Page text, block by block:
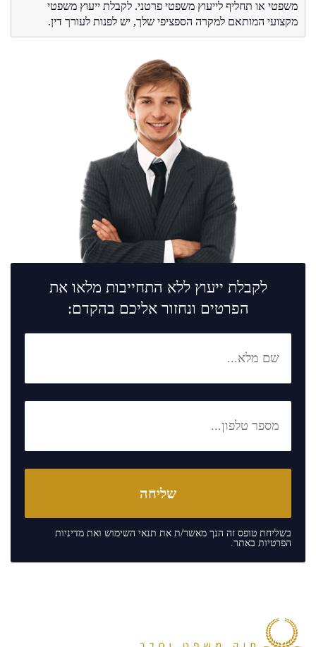
משפטי או תחליף לייעוץ משפטי פרטני. לקבלת ייעוץ משפטי
מקצועי המותאם למקרה הספציפי שלך, יש לפנות לעורך דין.
לקבלת ייעוץ ללא התחייבות מלאו את
הפרטים ונחזור אליכם בהקדם:
בשליחת טופס זה הנך מאשר/ת את תנאי השימוש ואת מדיניות
הפרטיות באתר.